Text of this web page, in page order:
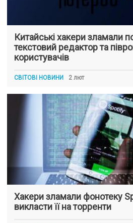
Китайські хакери зламали
текстовий редактор та
користувачів
СВІТОВІ НОВИНИ 2 лют
Хакери зламали фонотеку
викласти її на торренти